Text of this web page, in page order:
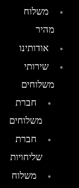
משלוח
מהיר
אודותינו
שירותי
משלוחים
חברת
משלוחים
חברת
שליחויות
משלוח